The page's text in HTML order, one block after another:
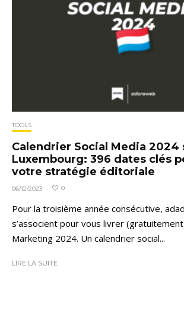
TOOLS
Calendrier Social Media 2024
Luxembourg: 396 dates clés
votre stratégie éditoriale
06/12/2023 · 0
Pour la troisième année consécutive,
s’associent pour vous livrer
Marketing 2024. Un calendrier social...
LIRE LA SUITE